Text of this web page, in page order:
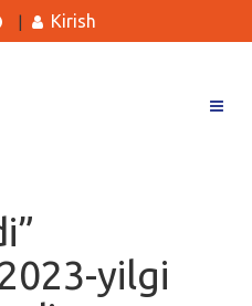
Kirish
yilgi